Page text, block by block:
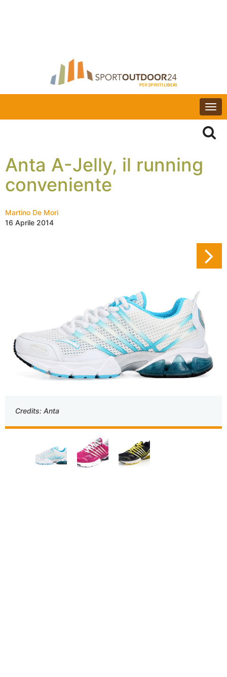
Anta A-Jelly, il running
conveniente
Martino De Mori
16 Aprile 2014
Credits: Anta